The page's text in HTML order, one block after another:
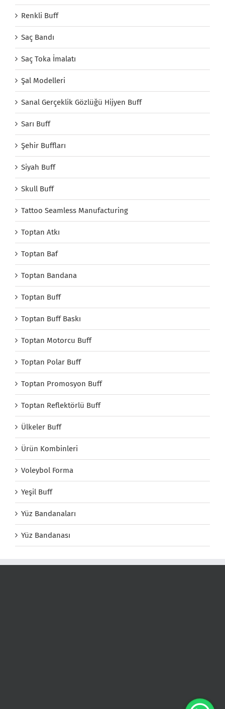
Renkli Buff
Saç Bandı
Saç Toka İmalatı
Şal Modelleri
Sanal Gerçeklik Gözlüğü Hijyen Buff
Sarı Buff
Şehir Buffları
Siyah Buff
Skull Buff
Tattoo Seamless Manufacturing
Toptan Atkı
Toptan Baf
Toptan Bandana
Toptan Buff
Toptan Buff Baskı
Toptan Motorcu Buff
Toptan Polar Buff
Toptan Promosyon Buff
Toptan Reflektörlü Buff
Ülkeler Buff
Ürün Kombinleri
Voleybol Forma
Yeşil Buff
Yüz Bandanaları
Yüz Bandanası